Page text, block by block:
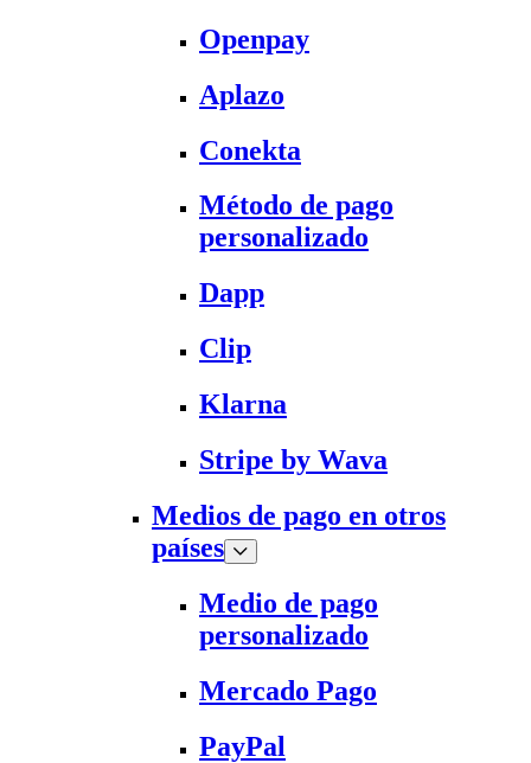
Openpay
Aplazo
Conekta
Método de pago
personalizado
Dapp
Clip
Klarna
Stripe by Wava
Medios de pago en otros
países
Medio de pago
personalizado
Mercado Pago
PayPal